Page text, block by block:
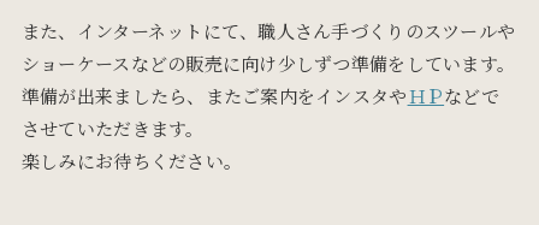
また、インターネットにて、職人さん手づくりのスツールや
ショーケースなどの販売に向け少しずつ準備をしています。
準備が出来ましたら、またご案内をインスタやＨＰなどで
させていただきます。
楽しみにお待ちください。